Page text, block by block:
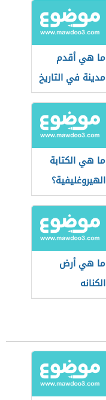
ما هي أقدم
مدينة في التاريخ
ما هي الكتابة
الهيروغليفية؟
ما هي أرض
الكنانه